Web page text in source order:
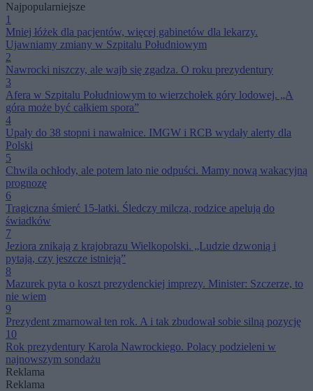
Najpopularniejsze
1
Mniej łóżek dla pacjentów, więcej gabinetów dla lekarzy.
Ujawniamy zmiany w Szpitalu Południowym
2
Nawrocki niszczy, ale wajb się zgadza. O roku prezydentury
3
Afera w Szpitalu Południowym to wierzchołek góry lodowej. „A
góra może być całkiem spora”
4
Upały do 38 stopni i nawałnice. IMGW i RCB wydały alerty dla
Polski
5
Chwila ochłody, ale potem lato nie odpuści. Mamy nową wakacyjną
prognozę
6
Tragiczna śmierć 15-latki. Śledczy milczą, rodzice apelują do
świadków
7
Jeziora znikają z krajobrazu Wielkopolski. „Ludzie dzwonią i
pytają, czy jeszcze istnieją”
8
Mazurek pyta o koszt prezydenckiej imprezy. Minister: Szczerze, to
nie wiem
9
Prezydent zmarnował ten rok. A i tak zbudował sobie silną pozycję
10
Rok prezydentury Karola Nawrockiego. Polacy podzieleni w
najnowszym sondażu
Reklama
Reklama